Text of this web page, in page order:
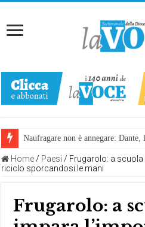
Naufragare non è annegare:
Home / Paesi / Frugarolo: a scuola
riciclo sporcandosi le mani
Frugarolo: a